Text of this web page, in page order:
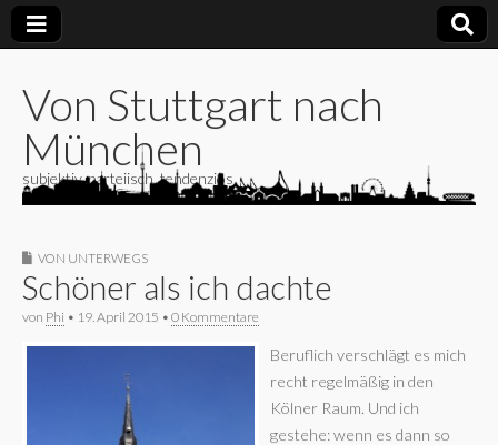
Von Stuttgart nach
München
subjektiv, parteiisch, tendenziös
VON UNTERWEGS
Schöner als ich dachte
von Phi • 19. April 2015 • 0 Kommentare
Beruflich verschlägt es mich
recht regelmäßig in den
Kölner Raum. Und ich
gestehe: wenn es dann so